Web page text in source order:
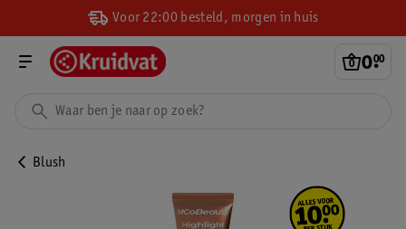
Voor 22:00 besteld, morgen in huis
0.
00
Blush